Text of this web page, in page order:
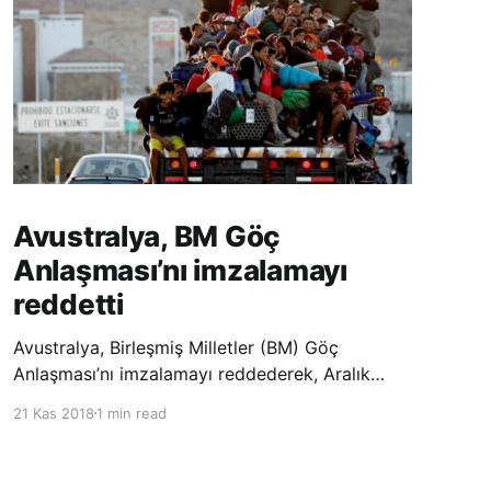
Avustralya, BM Göç
Anlaşması’nı imzalamayı
reddetti
Avustralya, Birleşmiş Milletler (BM) Göç
Anlaşması’nı imzalamayı reddederek, Aralık
konferansta BM üyesi ülkeler tarafından
21 Kas 20181 min read